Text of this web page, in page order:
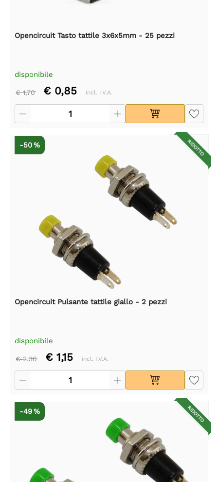
Opencircuit Tasto tattile 3x6x5mm - 25 pezzi
disponibile
€ 1,70 € 0,85 incl. I.V.A.
RIDOTTO
-50 %
Opencircuit Pulsante tattile giallo - 2 pezzi
disponibile
€ 2,30 € 1,15 incl. I.V.A.
RIDOTTO
-49 %